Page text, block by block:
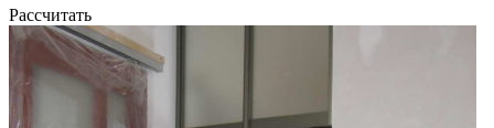
Рассчитать